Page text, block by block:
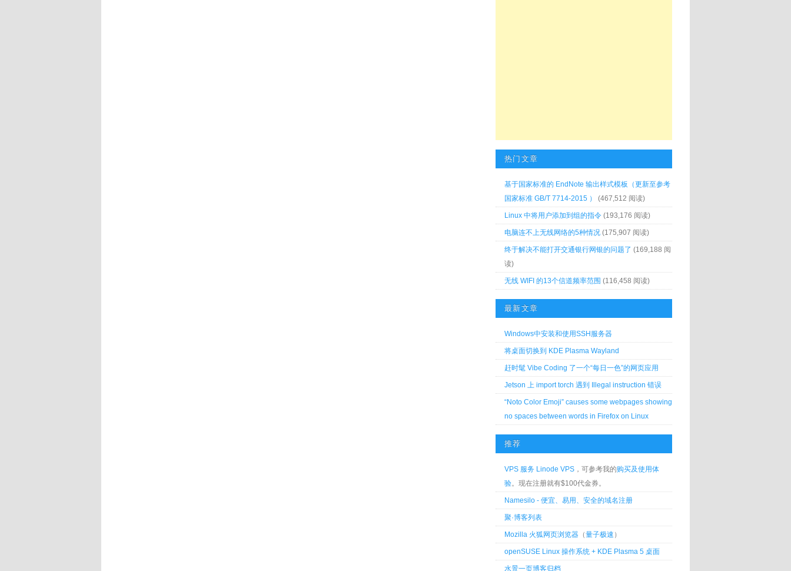
热门文章
基于国家标准的 EndNote 输出样式模板（更新至参考
国家标准 GB/T 7714-2015 ）
(467,512 阅读)
Linux 中将用户添加到组的指令 (193,176 阅读)
电脑连不上无线网络的5种情况 (175,907 阅读)
终于解决不能打开交通银行网银的问题了 (169,188 阅
读)
无线 WIFI 的13个信道频率范围 (116,458 阅读)
最新文章
Windows中安装和使用SSH服务器
将桌面切换到 KDE Plasma Wayland
赶时髦 Vibe Coding 了一个“每日一色”的网页应用
Jetson 上 import torch 遇到 Illegal instruction 错误
“Noto Color Emoji” causes some webpages showing
no spaces between words in Firefox on Linux
推荐
VPS 服务 Linode VPS ，可参考我的购买及使用体
验。现在注册就有$100代金券。
Namesilo - 便宜、易用、安全的域名注册
聚·博客列表
Mozilla 火狐网页浏览器 （量子极速 ）
openSUSE Linux 操作系统 + KDE Plasma 5 桌面
水景一页博客归档